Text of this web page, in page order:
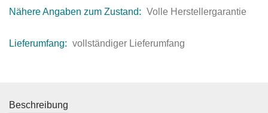
Nähere Angaben zum Zustand: Volle Herstellergarantie
Lieferumfang: vollständiger Lieferumfang
Beschreibung